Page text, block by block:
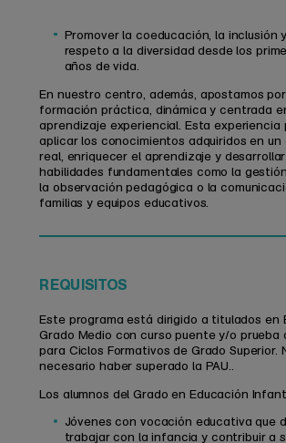
Promover la coeducación, la inclusión
respeto a la diversidad desde los
años de vida.
En nuestro centro, además, apostamos
formación práctica, dinámica y centrada
aprendizaje experiencial. Esta experiencia
aplicar los conocimientos adquiridos en un
real, enriquecer el aprendizaje y desarrollar
habilidades fundamentales como la gestión
la observación pedagógica o la
familias y equipos educativos.
REQUISITOS
Este programa está dirigido a titulados en
Grado Medio con curso puente y/o prueba
para Ciclos Formativos de Grado Superior.
necesario haber superado la PAU..
Los alumnos del Grado en Educación
Jóvenes con vocación educativa que
trabajar con la infancia y contribuir a